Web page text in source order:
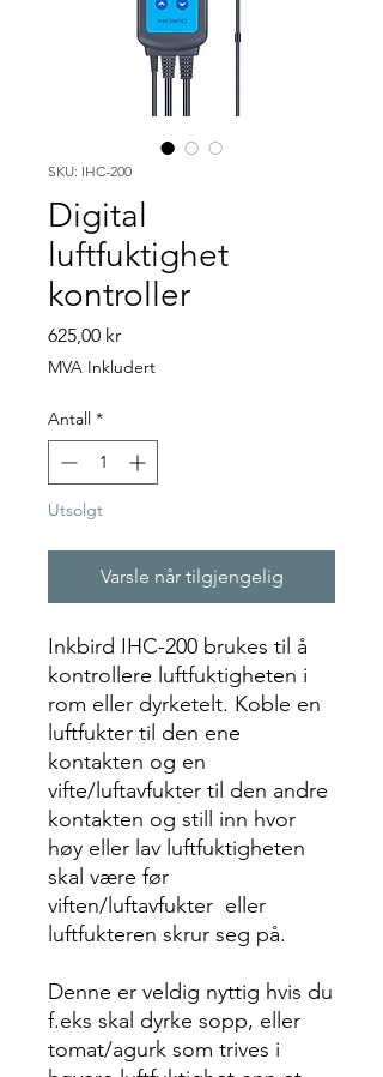
SKU: IHC-200
Digital
luftfuktighet
kontroller
625,00 krPris
MVA Inkludert
Antall *
Utsolgt
Varsle når tilgjengelig
Inkbird IHC-200 brukes til å
kontrollere luftfuktigheten i
rom eller dyrketelt. Koble en
luftfukter til den ene
kontakten og en
vifte/luftavfukter til den andre
kontakten og still inn hvor
høy eller lav luftfuktigheten
skal være før
viften/luftavfukter eller
luftfukteren skrur seg på.
Denne er veldig nyttig hvis du
f.eks skal dyrke sopp, eller
tomat/agurk som trives i